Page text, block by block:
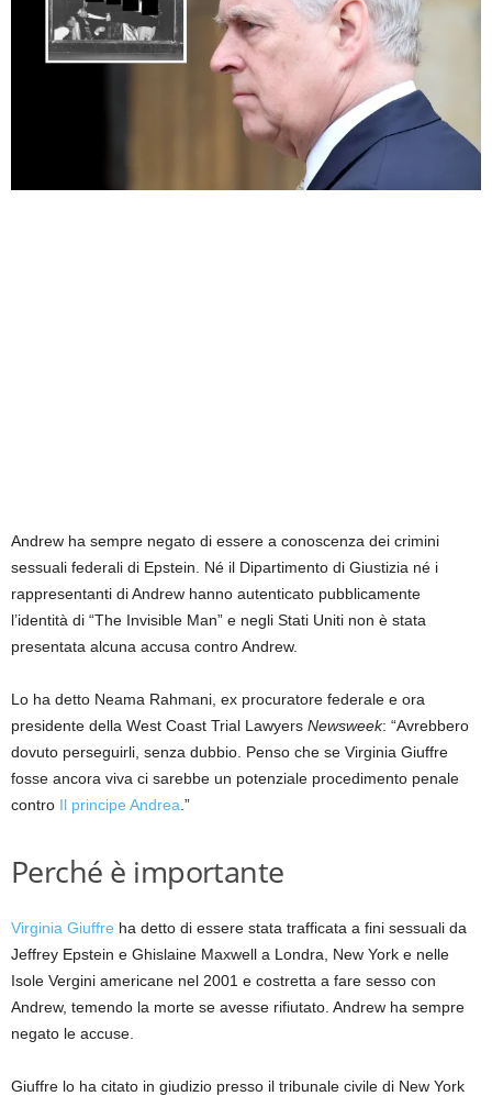
Andrew ha sempre negato di essere a conoscenza dei crimini
sessuali federali di Epstein. Né il Dipartimento di Giustizia né i
rappresentanti di Andrew hanno autenticato pubblicamente
l’identità di “The Invisible Man” e negli Stati Uniti non è stata
presentata alcuna accusa contro Andrew.
Lo ha detto Neama Rahmani, ex procuratore federale e ora
presidente della West Coast Trial Lawyers Newsweek: “Avrebbero
dovuto perseguirli, senza dubbio. Penso che se Virginia Giuffre
fosse ancora viva ci sarebbe un potenziale procedimento penale
contro Il principe Andrea .”
Perché è importante
Virginia Giuffre ha detto di essere stata trafficata a fini sessuali da
Jeffrey Epstein e Ghislaine Maxwell a Londra, New York e nelle
Isole Vergini americane nel 2001 e costretta a fare sesso con
Andrew, temendo la morte se avesse rifiutato. Andrew ha sempre
negato le accuse.
Giuffre lo ha citato in giudizio presso il tribunale civile di New York